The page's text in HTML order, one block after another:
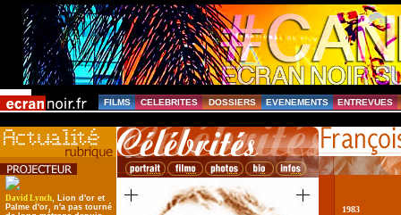
FILMS CELEBRITES DOSSIERS EVENEMENTS ENTREVUES
David Lynch, Lion d'or et
Palme d'or, n'a pas tourné
1983